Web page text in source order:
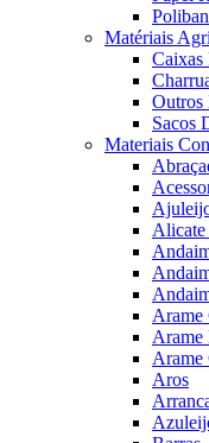
Matériais
Caixas
Outros
Sacos
Materiais
Alicate
Arame
Arame
Arame
Aros